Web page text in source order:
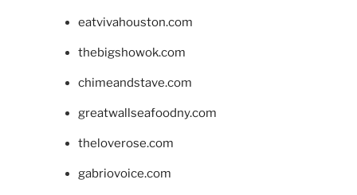
eatvivahouston.com
thebigshowok.com
chimeandstave.com
greatwallseafoodny.com
theloverose.com
gabriovoice.com